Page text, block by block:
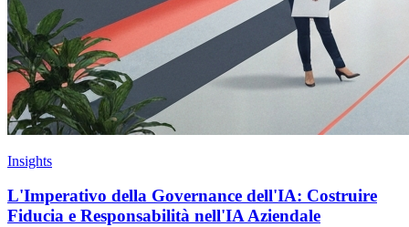
Insights
L'Imperativo della Governance dell'IA: Costruire
Fiducia e Responsabilità nell'IA Aziendale